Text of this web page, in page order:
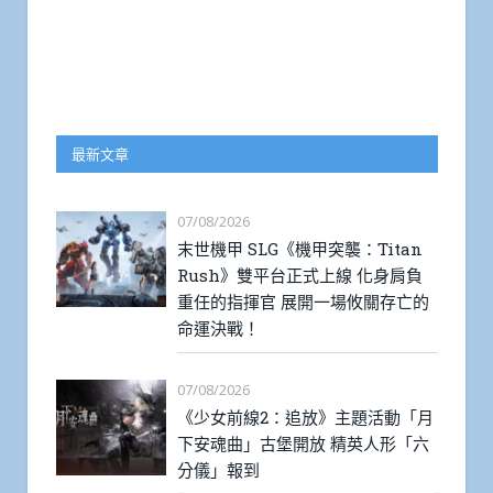
最新文章
07/08/2026
末世機甲 SLG《機甲突襲：Titan
Rush》雙平台正式上線 化身肩負
重任的指揮官 展開一場攸關存亡的
命運決戰！
07/08/2026
《少女前線2：追放》主題活動「月
下安魂曲」古堡開放 精英人形「六
分儀」報到